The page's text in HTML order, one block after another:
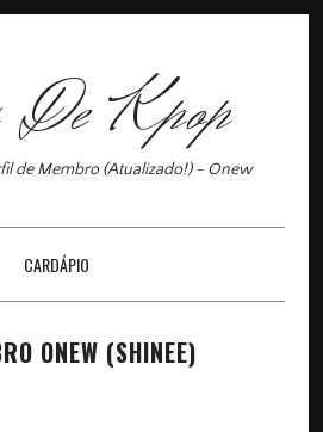
De Kpop
de Membro (Atualizado!) - Onew
CARDÁPIO
ONEW (SHINEE)